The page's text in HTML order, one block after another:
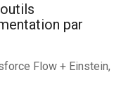
par
Flow + Einstein,